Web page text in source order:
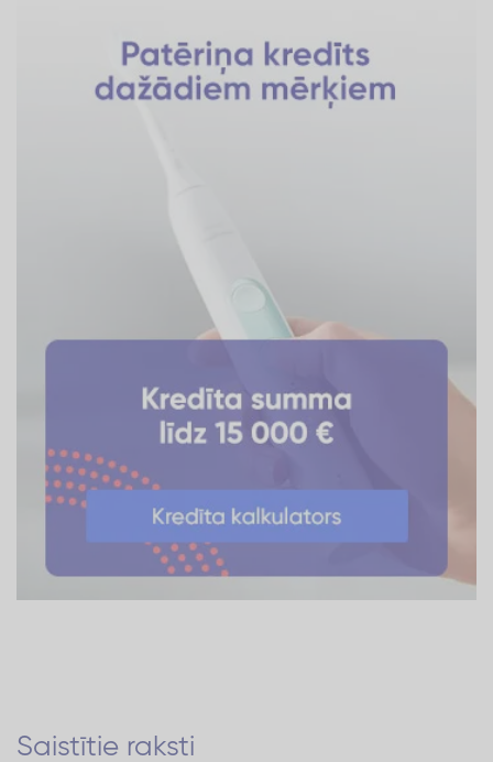
Saistītie raksti